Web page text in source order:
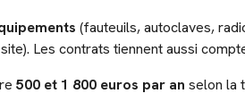
(fauteuils, autoclaves,
Les contrats tiennent aussi
500 et 1 800 euros par an selon la